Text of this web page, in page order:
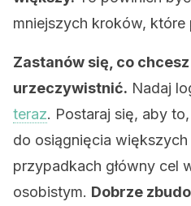
mniejszych kroków, które
Zastanów się, co
urzeczywistnić. Nadaj
teraz. Postaraj się, aby
do osiągnięcia
przypadkach główny cel
osobistym. Dobrze